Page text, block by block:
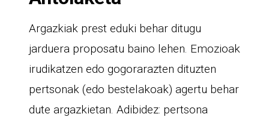
Argazkiak prest eduki behar ditugu
jarduera proposatu baino lehen. Emozioak
irudikatzen edo gogorarazten dituzten
pertsonak (edo bestelakoak) agertu behar
dute argazkietan. Adibidez: pertsona